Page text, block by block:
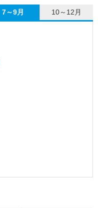
7～9月 10～12月